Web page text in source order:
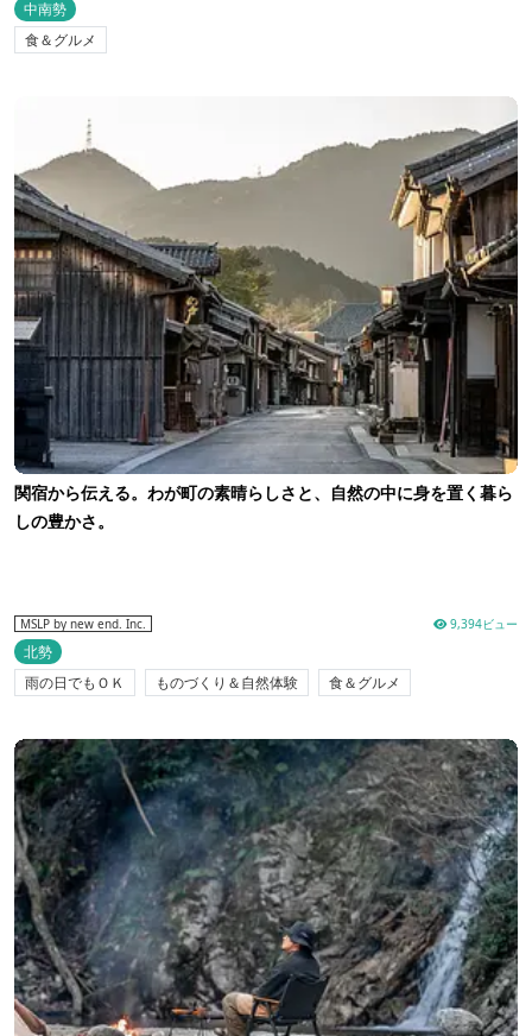
中南勢
食＆グルメ
関宿から伝える。わが町の素晴らしさと、自然の中に身を置く暮ら
しの豊かさ。
MSLP by new end. Inc. 9,394ビュー
北勢
雨の日でもＯＫ
ものづくり＆自然体験 食＆グルメ